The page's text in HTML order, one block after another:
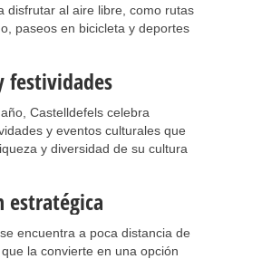
disfrutar al aire libre, como rutas
paseos en bicicleta y deportes
festividades
Castelldefels celebra
y eventos culturales que
y diversidad de su cultura
estratégica
encuentra a poca distancia de
la convierte en una opción